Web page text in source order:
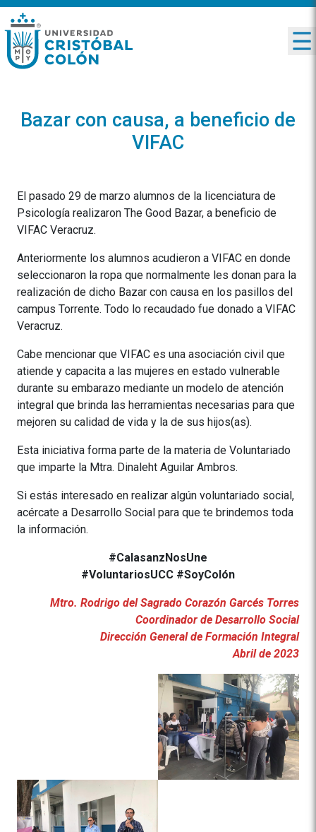
Bazar con causa, a beneficio de
VIFAC
El pasado 29 de marzo alumnos de la licenciatura de
Psicología realizaron The Good Bazar, a beneficio de
VIFAC Veracruz.
Anteriormente los alumnos acudieron a VIFAC en donde
seleccionaron la ropa que normalmente les donan para la
realización de dicho Bazar con causa en los pasillos del
campus Torrente. Todo lo recaudado fue donado a VIFAC
Veracruz.
Cabe mencionar que VIFAC es una asociación civil que
atiende y capacita a las mujeres en estado vulnerable
durante su embarazo mediante un modelo de atención
integral que brinda las herramientas necesarias para que
mejoren su calidad de vida y la de sus hijos(as).
Esta iniciativa forma parte de la materia de Voluntariado
que imparte la Mtra. Dinaleht Aguilar Ambros.
Si estás interesado en realizar algún voluntariado social,
acércate a Desarrollo Social para que te brindemos toda
la información.
#CalasanzNosUne
#VoluntariosUCC #SoyColón
Mtro. Rodrigo del Sagrado Corazón Garcés Torres
Coordinador de Desarrollo Social
Dirección General de Formación Integral
Abril de 2023